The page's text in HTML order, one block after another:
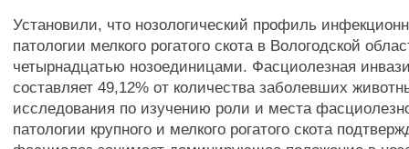
Установили, что нозологический профиль
патологии мелкого рогатого скота в Вологодской
четырнадцатью нозоединицами. Фасциолезная
составляет 49,12% от количества заболевших
исследования по изучению роли и места
патологии крупного и мелкого рогатого скота